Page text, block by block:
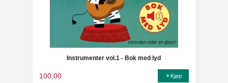
Instrumenter vol.1 - Bok med lyd
100,00 Kjøp